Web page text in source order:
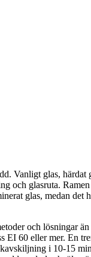
Vanligt glas, härdat
och glasruta.
glas, medan det
och lösningar
60 eller mer. En
i 10-15